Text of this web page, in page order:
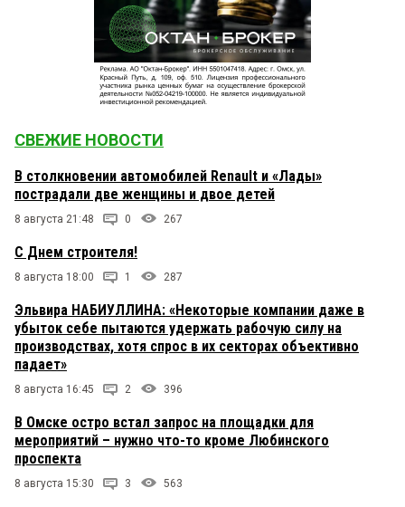
СВЕЖИЕ НОВОСТИ
В столкновении автомобилей Renault и «Лады»
пострадали две женщины и двое детей
8 августа 21:48 0 267
С Днем строителя!
8 августа 18:00 1 287
Эльвира НАБИУЛЛИНА: «Некоторые компании даже в
убыток себе пытаются удержать рабочую силу на
производствах, хотя спрос в их секторах объективно
падает»
8 августа 16:45 2 396
В Омске остро встал запрос на площадки для
мероприятий – нужно что-то кроме Любинского
проспекта
8 августа 15:30 3 563